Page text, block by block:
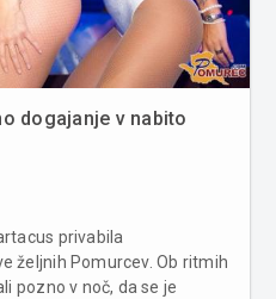
dogajanje v nabito
privabila
željnih Pomurcev. Ob ritmih
pozno v noč, da se je